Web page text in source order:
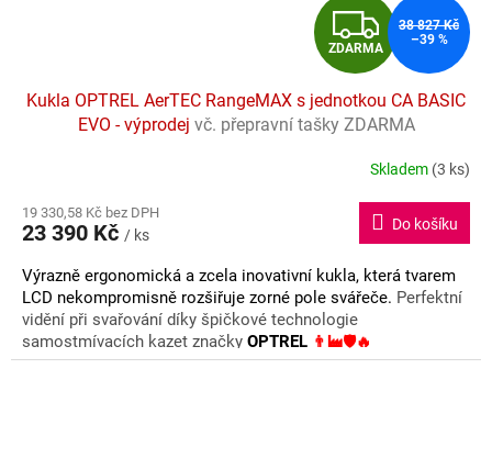
Z
D
A
R
M
A
ZDARMA
38 827 Kč
–39 %
Kukla OPTREL AerTEC RangeMAX s jednotkou CA BASIC
EVO - výprodej vč. přepravní tašky ZDARMA
produktu
je
z
5
hvězdiček.
Skladem (3 ks)
19 330,58 Kč bez DPH
23 390 Kč / ks
Do košíku
Výrazně ergonomická a zcela inovativní kukla, která tvarem
LCD nekompromisně rozšiřuje zorné pole svářeče. Perfektní
vidění při svařování díky špičkové technologie
samostmívacích kazet značky OPTREL 👨‍🏭🛡️🔥